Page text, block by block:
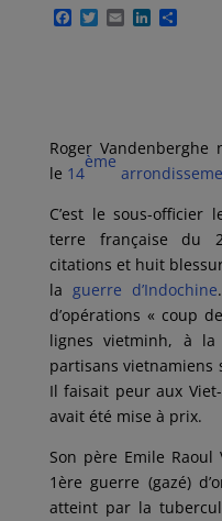
F
k
T E L
n
P
r
Roger
le 14
ème
C’est le sous-officier
terre française du
citations et huit
la guerre d’Indochine
d’opérations « coup
lignes vietminh, à
partisans vietnamiens
Il faisait peur aux
avait été mise à prix.
Son père Emile
1ère guerre (gazé)
atteint par la